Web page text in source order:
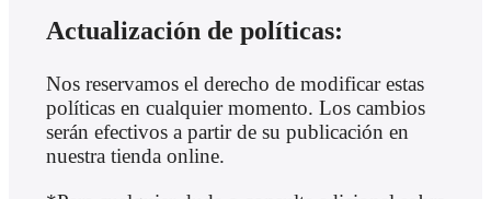
Actualización de políticas:
Nos reservamos el derecho de modificar estas
políticas en cualquier momento. Los cambios
serán efectivos a partir de su publicación en
nuestra tienda online.